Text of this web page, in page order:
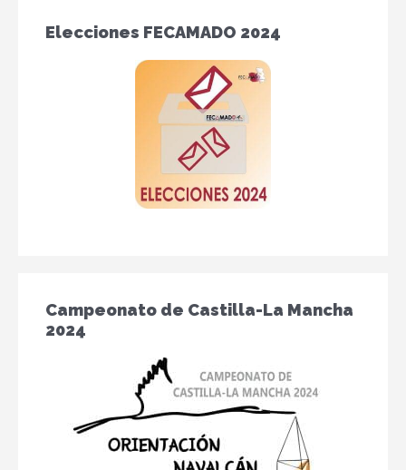
Elecciones FECAMADO 2024
Campeonato de Castilla-La Mancha
2024